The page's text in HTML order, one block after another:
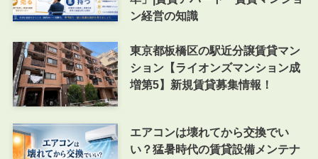
ン経営の知識
東京都板橋区の駅近分譲賃貸マン
ション【ライオンズマンション成
増第5】新規賃貸募集情報！
エアコンは壊れてから交換でい
い？猛暑時代の賃貸設備メンテナ